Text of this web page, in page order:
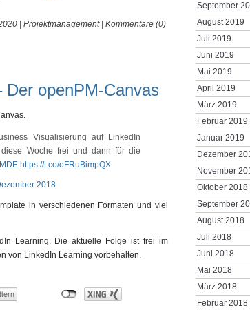
| Projektmanagement Kommentare (0)
Der openPM-Canvas
Visualisierung auf LinkedIn
Woche frei und dann für die
https://t.co/oFRuBimpQX
2018
in verschiedenen Formaten und viel
Learning. Die aktuelle Folge ist frei im
von LinkedIn Learning vorbehalten.
September
August 2019
Juli 2019
Juni 2019
Mai 2019
April 2019
März 2019
Februar 2019
Januar 2019
Dezember
November
Oktober 2018
September
August 2018
Juli 2018
Juni 2018
Mai 2018
März 2018
Februar 2018